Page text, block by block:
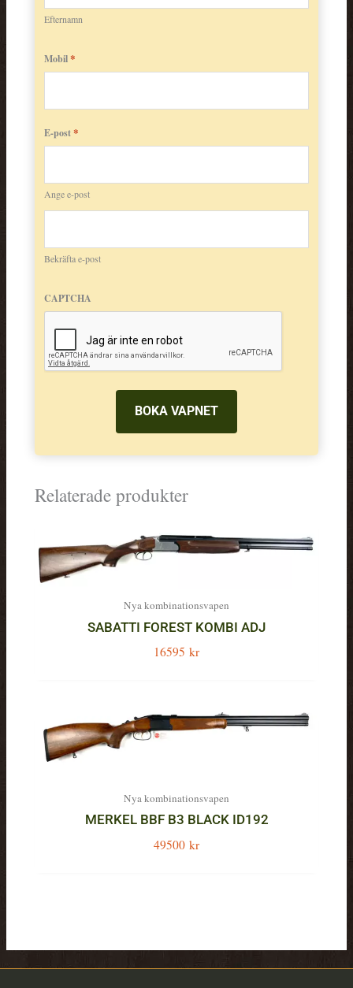
Efternamn
Mobil*
E-post*
Ange e-post
Bekräfta e-post
CAPTCHA
Relaterade produkter
Nya kombinationsvapen
SABATTI FOREST KOMBI ADJ
16595 kr
Nya kombinationsvapen
MERKEL BBF B3 BLACK ID192
49500 kr